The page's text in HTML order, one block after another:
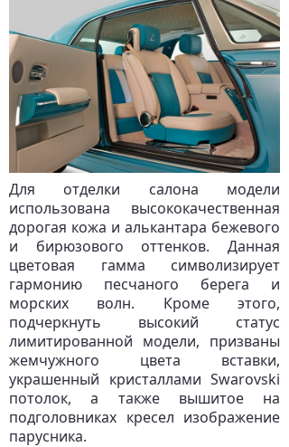
Для отделки салона модели
использована высококачественная
дорогая кожа и алькантара бежевого
и бирюзового оттенков. Данная
цветовая гамма символизирует
гармонию песчаного берега и
морских волн. Кроме этого,
подчеркнуть высокий статус
лимитированной модели, призваны
жемчужного цвета вставки,
украшенный кристаллами Swarovski
потолок, а также вышитое на
подголовниках кресел изображение
парусника.